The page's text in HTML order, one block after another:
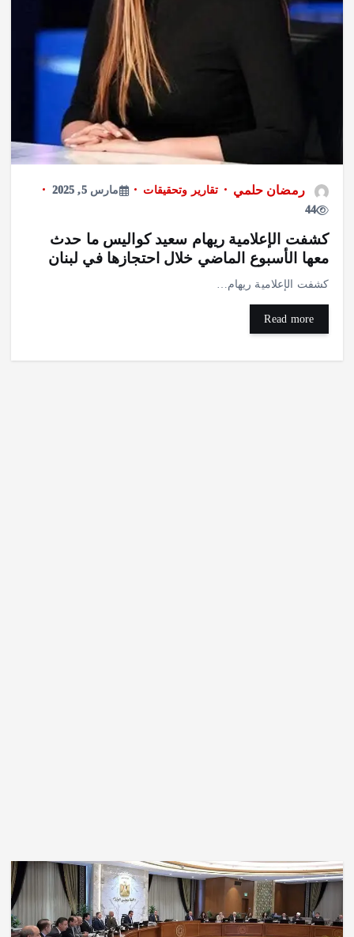
اقتصاد
نديم سمنه: نجاح استراتيجية التصدير يبدأ من الجودة
أغسطس 7, 2026
والثقافة و الأدب.
أغسطس 7, 2026
رمضان حلمي تقارير وتحقيقات
مارس 5, 2025
44
كشفت الإعلامية ريهام سعيد كواليس ما حدث
معها الأسبوع الماضي خلال احتجازها في لبنان
كشفت الإعلامية ريهام…
Read more